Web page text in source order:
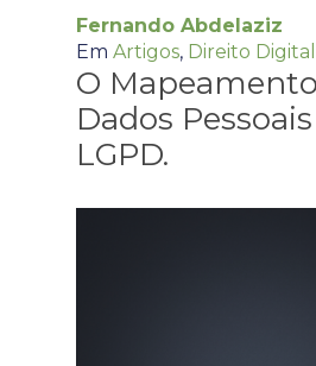
Fernando Abdelaziz
Em Artigos, Direito Digital
O
Dados
LGPD.